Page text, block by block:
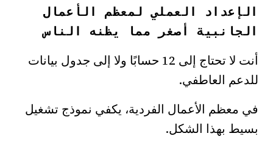
الإعداد العملي لمعظم الأعمال
الجانبية أصغر مما يظنه الناس
أنت لا تحتاج إلى 12 حسابًا ولا إلى جدول بيانات
للدعم العاطفي.
في معظم الأعمال الفردية، يكفي نموذج تشغيل
بسيط بهذا الشكل.